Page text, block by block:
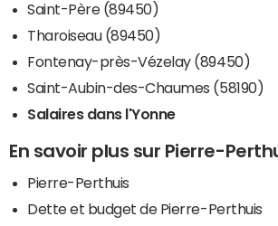
Saint-Père (89450)
Tharoiseau (89450)
Fontenay-près-Vézelay (89450)
Saint-Aubin-des-Chaumes (58190)
Salaires dans l'Yonne
En savoir plus sur Pierre-
Pierre-Perthuis
Dette et budget de Pierre-Perthuis